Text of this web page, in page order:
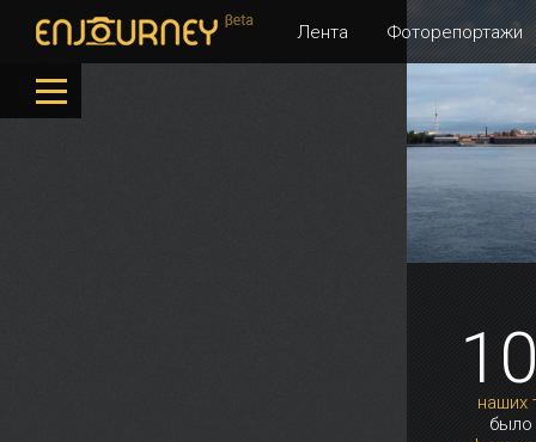
Лента Фоторепортажи
наших
было